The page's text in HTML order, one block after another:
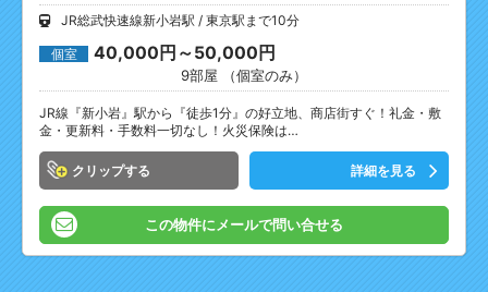
JR総武快速線新小岩駅
東京駅まで10分
個室 40,000円～50,000円
9部屋 （個室のみ）
JR線『新小岩』駅から『徒歩1分』の好立地、商店街すぐ！礼金・敷
金・更新料・手数料一切なし！火災保険は…
クリップ 詳細を見る
この物件にメールで問い合せる